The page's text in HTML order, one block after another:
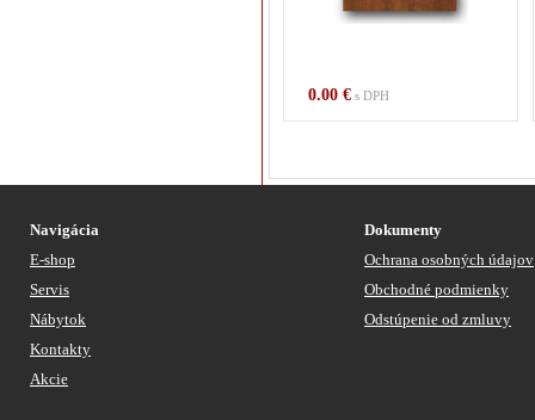
0.00 €s DPH
Navigácia
E-shop
Servis
Nábytok
Kontakty
Akcie
Dokumenty
Ochrana osobných údajov
Obchodné podmienky
Odstúpenie od zmluvy